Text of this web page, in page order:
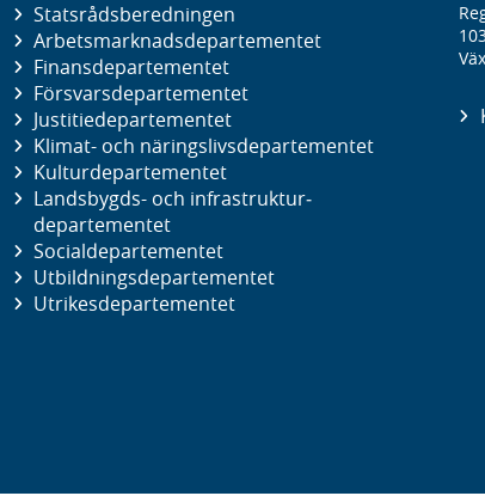
Statsrådsberedningen
Arbetsmarknads­departementet
Finans­departementet
Försvars­departementet
Justitie­departementet
Klimat- och näringslivs­departementet
Kultur­departementet
Landsbygds- och infrastruktur­
departementet
Social­departementet
Utbildnings­departementet
Utrikes­departementet